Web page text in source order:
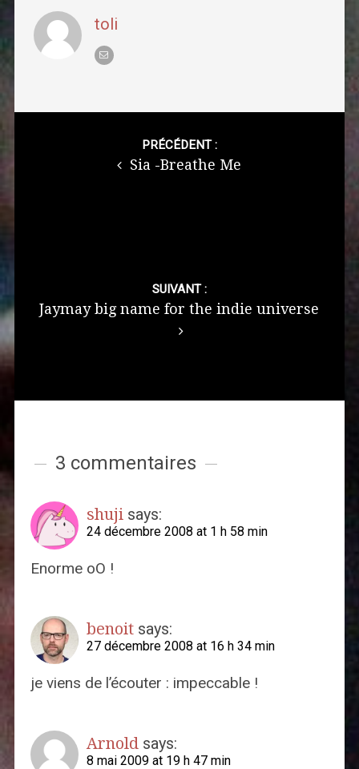
toli
PRÉCÉDENT :
Sia -Breathe Me
SUIVANT :
Jaymay big name for the indie universe
3 commentaires
shuji says:
24 décembre 2008 at 1 h 58 min
Enorme oO !
benoit says:
27 décembre 2008 at 16 h 34 min
je viens de l’écouter : impeccable !
Arnold says:
8 mai 2009 at 19 h 47 min